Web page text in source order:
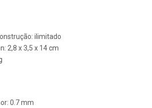
ilimitado
2,8 x 3,5 x 14 cm
0.7 mm